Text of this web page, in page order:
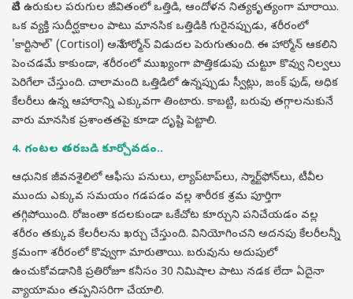
నేటి ఉరుకుల పరుగుల జీవితంలో ఒత్తిడి, ఆందోళన నిత్యకృత్యంగా మారాయి.
ఒక వ్యక్తి సుదీర్ఘకాలం పాటు మానసిక ఒత్తిడికి గురైనప్పుడు, శరీరంలో
'కార్టిసాల్' (Cortisol) అనే హార్మోన్ విడుదల పెరుగుతుంది. ఈ హార్మోన్ ఆకలిని
పెంచడమే కాకుండా, శరీరంలో ముఖ్యంగా పొత్తికడుపు చుట్టూ కొవ్వు నిల్వలు
పెరిగేలా చేస్తుంది. చాలామంది ఒత్తిడిలో ఉన్నప్పుడు స్వీట్లు, జంక్ ఫుడ్, అధిక
కేలరీలు ఉన్న ఆహారాన్ని ఎక్కువగా తింటారు. కాబట్టి, బరువు తగ్గాలనుకునే
వారు మానసిక ప్రశాంతతపై కూడా దృష్టి పెట్టాలి.
4. గంటల తరబడి కూర్చోవడం..
ఆధునిక జీవనశైలిలో ఆఫీసు పనులు, ల్యాప్‌టాప్‌లు, స్మార్ట్‌ఫోన్‌లు, టీవీల
ముందు ఎక్కువ సమయం గడపడం వల్ల శారీరక శ్రమ పూర్తిగా
తగ్గిపోయింది. రోజంతా కదలకుండా ఒకేచోట కూర్చుని పనిచేయడం వల్ల
శరీరం తక్కువ కేలరీలను ఖర్చు చేస్తుంది. వినియోగించని అదనపు కేలరీలన్నీ
క్రమంగా శరీరంలో కొవ్వుగా మారుతాయి. బరువును అదుపులో
ఉంచుకోవడానికి ప్రతిరోజూ కనీసం 30 నిమిషాల పాటు నడక లేదా ఏదైనా
వ్యాయామం తప్పనిసరిగా చేయాలి.